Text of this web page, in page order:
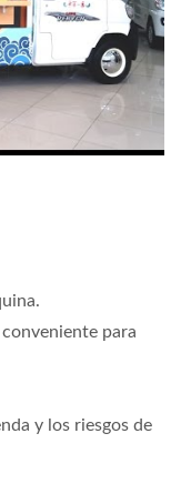
de sushi
para
y los riesgos de